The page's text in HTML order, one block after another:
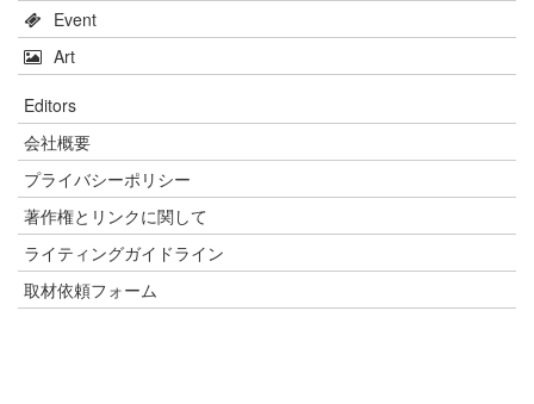
Event
Art
Editors
会社概要
プライバシーポリシー
著作権とリンクに関して
ライティングガイドライン
取材依頼フォーム